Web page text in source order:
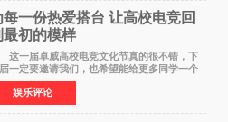
每一份热爱搭台 让高校电竞回
最初的模样
一届卓威高校电竞文化节真的很不错，下
一定要邀请我们，也希望能给更多同学一个
现场的机会。 2026卓威高校电竞文化节
经落下帷幕，在活动结束后，仍有不少高校电
负责人和现
娱乐评论